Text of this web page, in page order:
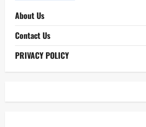
About Us
Contact Us
PRIVACY POLICY